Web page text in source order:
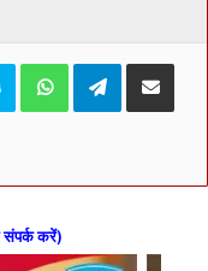
Skype WhatsAppTelegramShare via
संपर्क करें)